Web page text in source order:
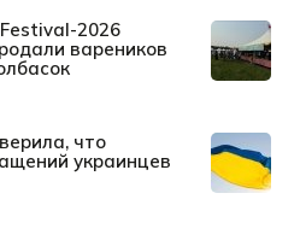
2026
вареников
что
украинцев